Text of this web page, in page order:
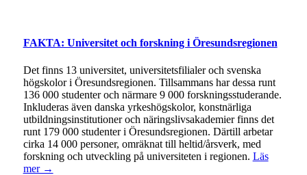
FAKTA: Universitet och forskning i Öresundsregionen
Det finns 13 universitet, universitetsfilialer och svenska
högskolor i Öresundsregionen. Tillsammans har dessa runt
136 000 studenter och närmare 9 000 forskningsstuderande.
Inkluderas även danska yrkeshögskolor, konstnärliga
utbildningsinstitutioner och näringslivsakademier finns det
runt 179 000 studenter i Öresundsregionen. Därtill arbetar
cirka 14 000 personer, omräknat till heltid/årsverk, med
forskning och utveckling på universiteten i regionen. Läs
mer →